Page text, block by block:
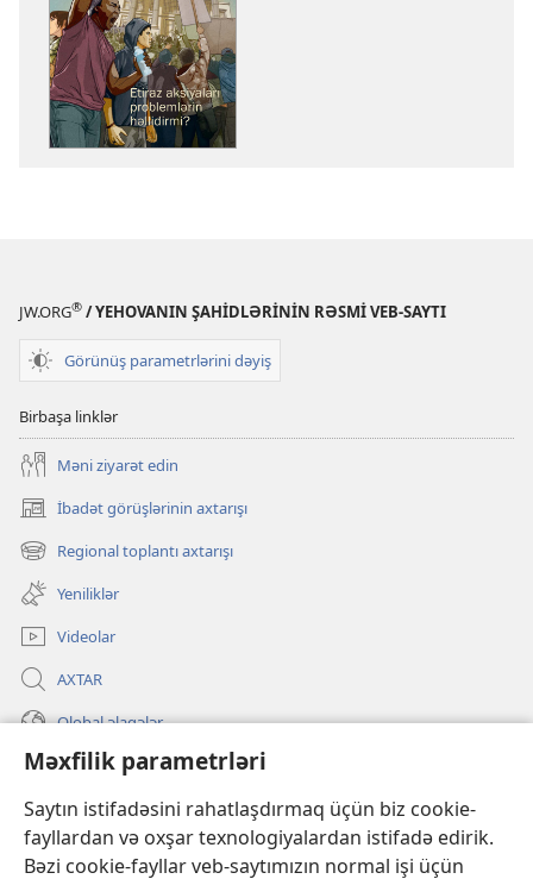
Məxfilik parametrləri
Saytın istifadəsini rahatlaşdırmaq üçün biz cookie-
fayllardan və oxşar texnologiyalardan istifadə edirik.
Bəzi cookie-fayllar veb-saytımızın normal işi üçün
JW.ORG® / YEHOVANIN ŞAHİDLƏRİNİN RƏSMİ VEB-SAYTI
Görünüş parametrlərini dəyiş
Birbaşa linklər
Məni ziyarət edin
İbadət görüşlərinin axtarışı
(yeni
pəncərə
açılır)
Regional toplantı axtarışı
(yeni
pəncərə
açılır)
Yeniliklər
Videolar
AXTAR
Qlobal əlaqələr
KÖMƏK
(yeni
pəncərə